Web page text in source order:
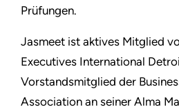
Prüfungen.
Jasmeet ist aktives Mitglied
Executives International
Vorstandsmitglied der
Association an seiner Alma